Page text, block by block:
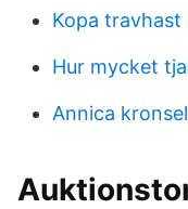
Kopa travhast
Hur mycket
Annica